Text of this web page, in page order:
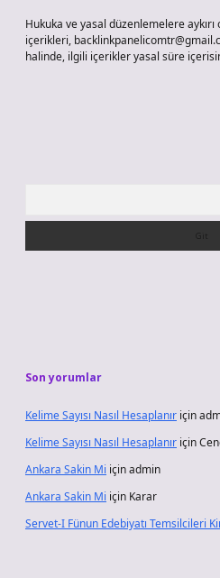
Hukuka ve yasal düzenlemelere
içerikleri,
halinde, ilgili içerikler yasal süre
Son yorumlar
Kelime Sayısı Nasıl Hesaplanır için
Kelime Sayısı Nasıl Hesaplanır için
Ankara Sakin Mi içinadmin
Ankara Sakin Mi için Karar
Servet-I Fünun Edebiyatı Temsilcileri